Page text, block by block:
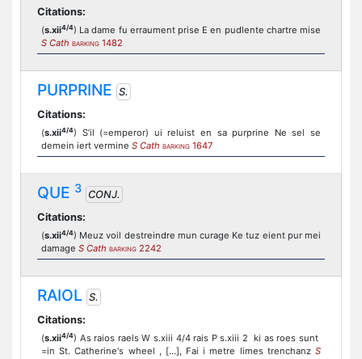
Citations:
(s.xii4/4) La dame fu erraument prise E en pudlente chartre mise
S Cath BARKING 1482
PURPRINE S.
Citations:
(s.xii4/4) S’il (=emperor) ui reluist en sa purprine Ne sel se
demein iert vermine S Cath BARKING 1647
QUE 3 CONJ.
Citations:
(s.xii4/4) Meuz voil destreindre mun curage Ke tuz eient pur mei
damage S Cath BARKING 2242
RAIOL S.
Citations:
(s.xii4/4) As raios raels W s.xiii 4/4 rais P s.xiii 2 ki as roes sunt
=in St. Catherine's wheel , [...], Fai i metre limes trenchanz S